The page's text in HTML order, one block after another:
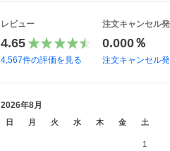
レビュー
4.65
4,567件の評価を見る
注文キャンセル
0.000％
注文キャンセル
2026年8月
日 月 火 水 木 金 土
1